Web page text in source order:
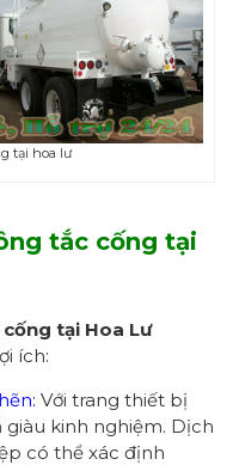
tại hoa lư
tắc cống tại
tại Hoa Lư
ích:
Với trang thiết bị
giàu kinh nghiệm. Dịch
có thể xác định